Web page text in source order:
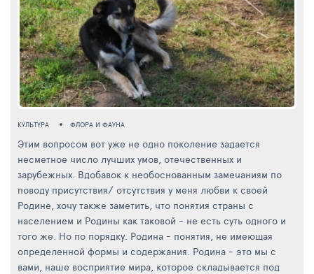
КУЛЬТУРА ФЛОРА И ФАУНА
Этим вопросом вот уже не одно поколение задается
несметное число лучших умов, отечественных и
зарубежных. Вдобавок к необоснованным замечаниям по
поводу присутствия/ отсутствия у меня любви к своей
Родине, хочу также заметить, что понятия страны с
населением и Родины как таковой - не есть суть одного и
того же. Но по порядку. Родина - понятия, не имеющая
определенной формы и содержания. Родина - это мы с
вами, наше восприятие мира, которое складывается под